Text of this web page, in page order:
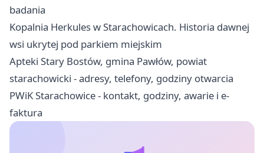
badania
Kopalnia Herkules w Starachowicach. Historia dawnej
wsi ukrytej pod parkiem miejskim
Apteki Stary Bostów, gmina Pawłów, powiat
starachowicki - adresy, telefony, godziny otwarcia
PWiK Starachowice - kontakt, godziny, awarie i e-
faktura